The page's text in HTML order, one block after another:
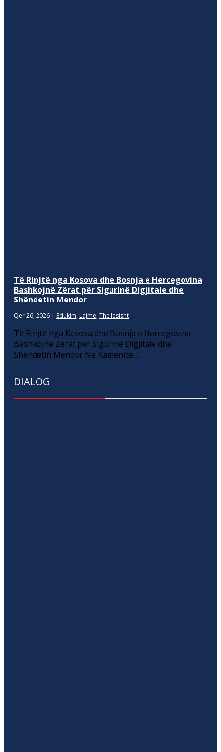
Të Rinjtë nga Kosova dhe Bosnja e Hercegovina
Bashkojnë Zërat për Sigurinë Digjitale dhe
Shëndetin Mendor
Qer 26, 2026 | Edukim, Lajme, Thellesisht
Të Rinjtë nga Kosova dhe Bosnja e Hercegovina
Bashkojnë Zërat për Sigurinë Digjitale dhe
Shëndetin Mendor Në Kamenicë,...
DIALOG